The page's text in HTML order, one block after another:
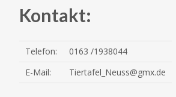
Kontakt:
Telefon:
0163 /1938044
E-Mail:
Tiertafel_Neuss@gmx.de